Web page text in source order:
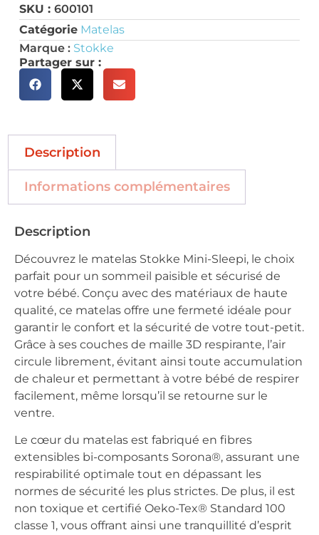
SKU : 600101
Catégorie Matelas
Marque : Stokke
Partager sur :
Description
Informations complémentaires
Description
Découvrez le matelas Stokke Mini-Sleepi, le choix
parfait pour un sommeil paisible et sécurisé de
votre bébé. Conçu avec des matériaux de haute
qualité, ce matelas offre une fermeté idéale pour
garantir le confort et la sécurité de votre tout-petit.
Grâce à ses couches de maille 3D respirante, l’air
circule librement, évitant ainsi toute accumulation
de chaleur et permettant à votre bébé de respirer
facilement, même lorsqu’il se retourne sur le
ventre.
Le cœur du matelas est fabriqué en fibres
extensibles bi-composants Sorona®, assurant une
respirabilité optimale tout en dépassant les
normes de sécurité les plus strictes. De plus, il est
non toxique et certifié Oeko-Tex® Standard 100
classe 1, vous offrant ainsi une tranquillité d’esprit